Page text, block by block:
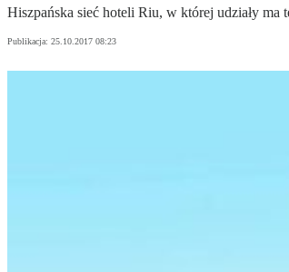
Hiszpańska sieć hoteli Riu, w której udziały
Publikacja: 25.10.2017 08:23